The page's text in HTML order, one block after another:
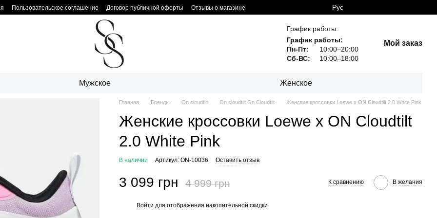
Пользовательское соглашение Договор публичной оферты Отзывы о магазине Рус
График работы:
График работы:
Пн-Пт:
10:00–20:00
Сб-ВС:
10:00–18:00
Мой заказ
Мужское Женское
Главная Бренды On cloudtilt On cloudtilt On Cloudtilt Женские кроссовки Loewe x ON Cloudtilt 2.0 White Pink
Женские кроссовки Loewe x ON Cloudtilt
2.0 White Pink
В наличии Артикул: ON-10036 Оставить отзыв
3 099 грн 4 999 грн К сравнению В желания
Войти для отображения накопительной скидки